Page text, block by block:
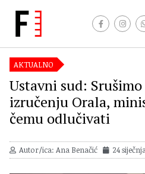
AKTUALNO
Ustavni sud:
izručenju Orala,
čemu odlučivati
Autor/ica: Ana Benačić 24